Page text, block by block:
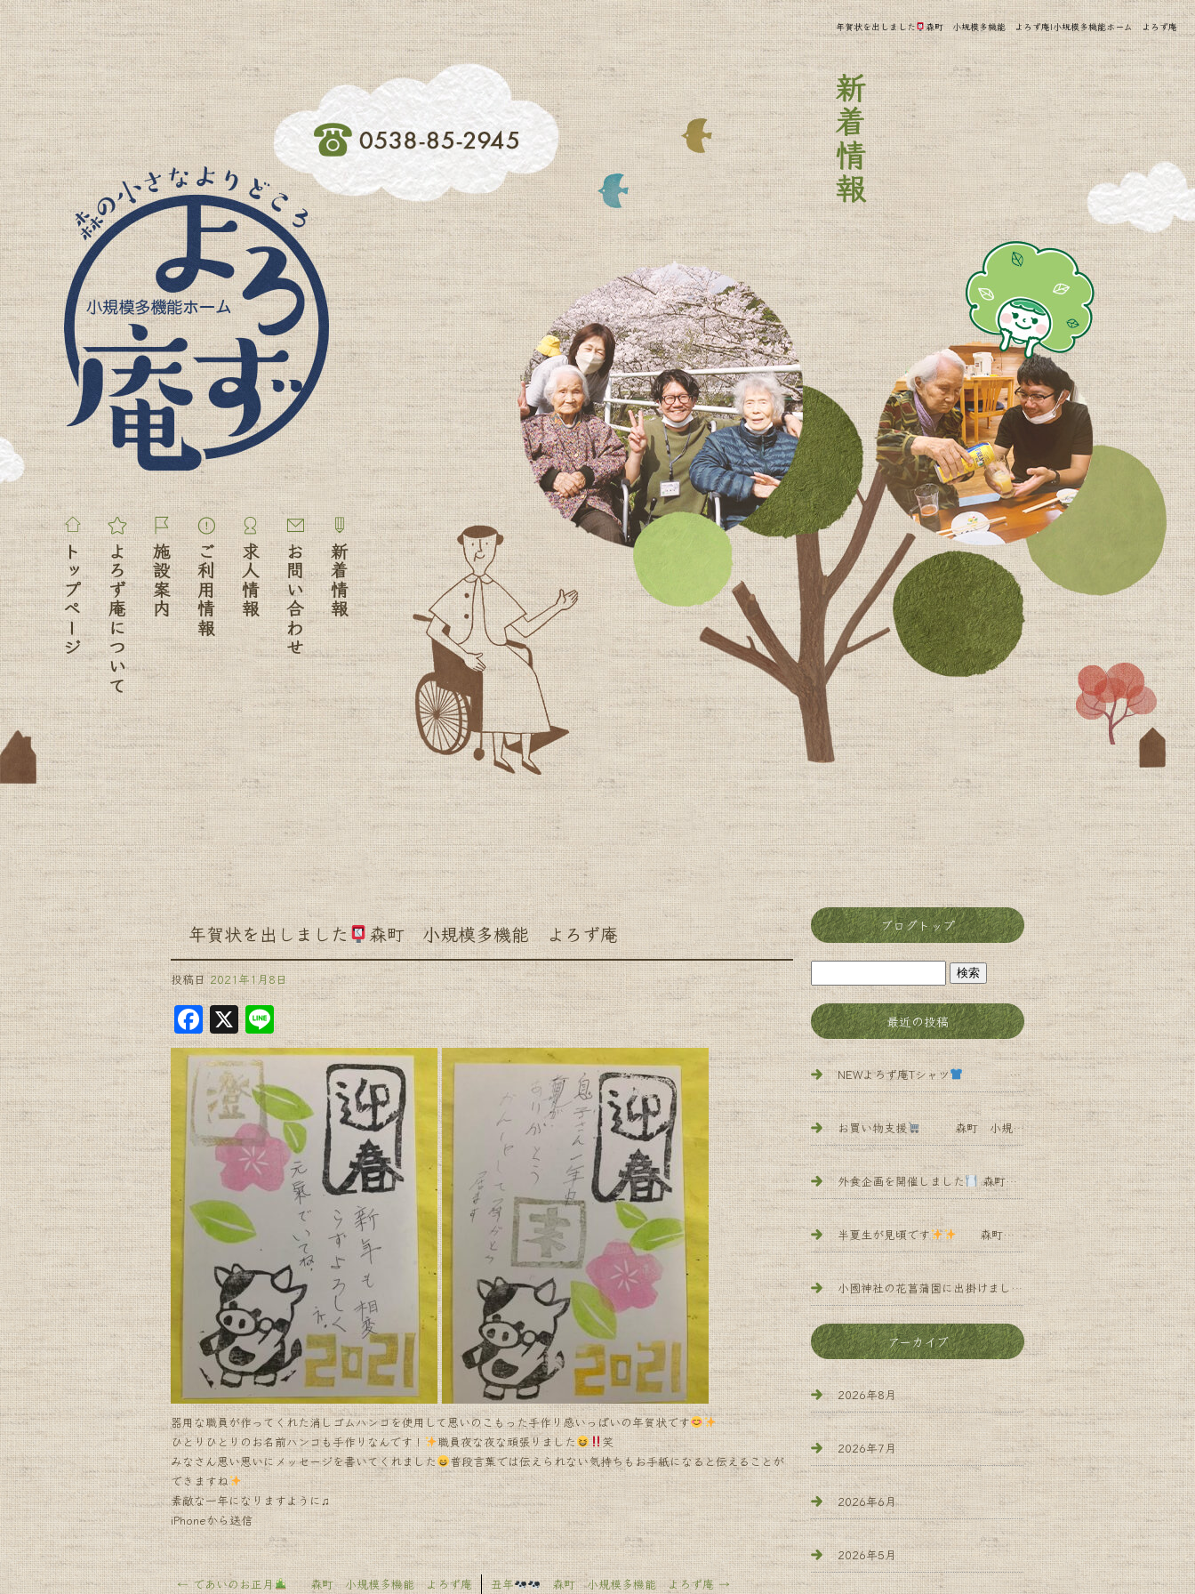
年賀状を出しました 森町 小規模多機能 よろず庵|小規模多機能ホーム よろず庵
年賀状を出しました 森町 小規模多機能 よろず庵
投稿日 2021年1月8日
F
a
c
e
b
o
o
k
X Li
n
e
器用な職員が作ってくれた消しゴムハンコを使用して思いのこもった手作り感いっぱいの年賀状です
ひとりひとりのお名前ハンコも手作りなんです！
職員夜な夜な頑張りました
笑
みなさん思い思いにメッセージを書いてくれました
普段言葉では伝えられない気持ちもお手紙になると伝えることが
できますね
素敵な一年になりますように♫
iPhoneから送信
←であいのお正月 森町 小規模多機能 よろず庵 丑年 森町 小規模多機能 よろず庵 →
ブログトップ
最近の投稿
NEWよろず庵Tシャツ 森町 小規模多機能 よろず庵
お買い物支援 森町 小規模多機能 よろず庵
外食企画を開催しました 森町 小規模多 機能 よろず庵
半夏生が見頃です 森町 小規模多機能 よろず庵
小國神社の花菖蒲園に出掛けました 森町 小規 模多機能 よ
アーカイブ
2026年8月
2026年7月
2026年6月
2026年5月